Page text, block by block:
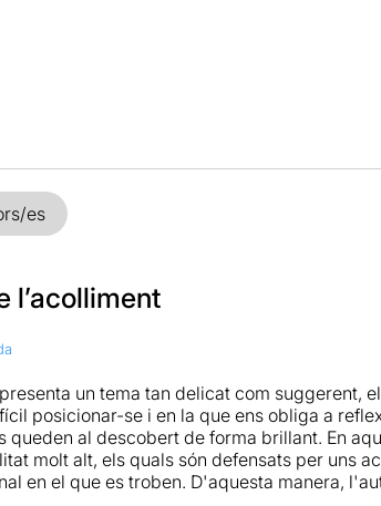
es
l’acolliment
un tema tan delicat com suggerent,
posicionar-se i en la que ens obliga a
queden al descobert de forma brillant. En
molt alt, els quals són defensats per uns
en el que es troben. D'aquesta manera,